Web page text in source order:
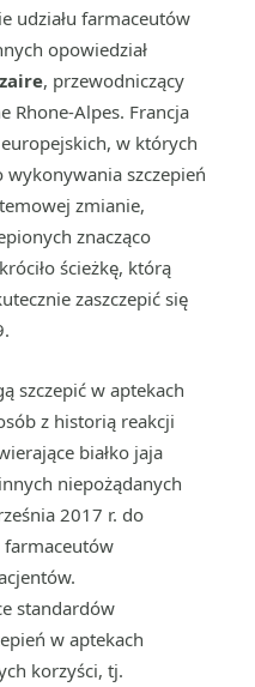
udziału farmaceutów
opowiedział
, przewodniczący
Rhone-Alpes. Francja
w których
szczepień
zmianie,
znacząco
ścieżkę, którą
zaszczepić się
szczepić w aptekach
z historią reakcji
białko jaja
niepożądanych
2017 r. do
farmaceutów
standardów
w aptekach
korzyści, tj.